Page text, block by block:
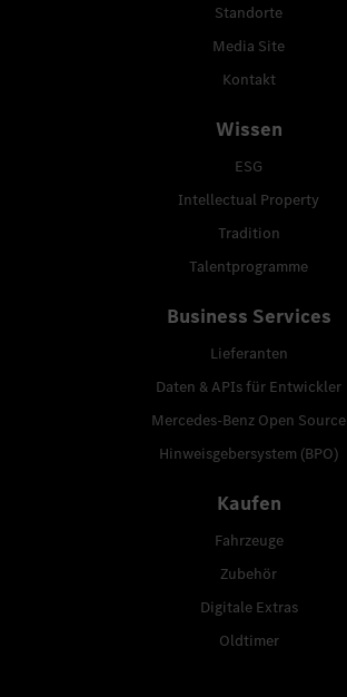
Standorte
Media Site
Kontakt
Wissen
ESG
Intellectual Property
Tradition
Talentprogramme
Business Services
Lieferanten
Daten & APIs für Entwickler
Mercedes-Benz Open Source
Hinweisgebersystem (BPO)
Kaufen
Fahrzeuge
Zubehör
Digitale Extras
Oldtimer